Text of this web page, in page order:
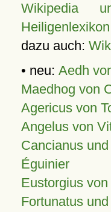
Wikipedia
Heiligenlexikon
dazu auch:
• neu: Aedh
Maedhog von
Agericus von
Angelus von
Cancianus
Éguinier
Eustorgius
Fortunatus